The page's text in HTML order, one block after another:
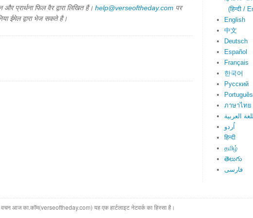
प्रार्थना फिल वैर द्वारा लिखित है। help@verseoftheday.com पर
ईमेल द्वारा भेज सकते है।
(हिन्दी /
English
中文
Deutsch
Español
Français
한국어
Русский
Português
ภาษาไทย
العربية
اُردو
हिन्दी
தமிழ்
తెలుగు
فارسی
आज का.कॉम(verseoftheday.com) यह एक हार्टलाइट नेटवर्क का हिस्सा है।